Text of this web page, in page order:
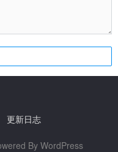
更新日志
By WordPress